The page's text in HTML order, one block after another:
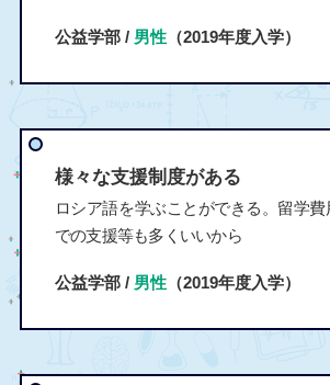
公益学部 / 男性（2019年度入学）
様々な支援制度がある
ロシア語を学ぶことができる。留学
での支援等も多くいいから
公益学部 / 男性（2019年度入学）